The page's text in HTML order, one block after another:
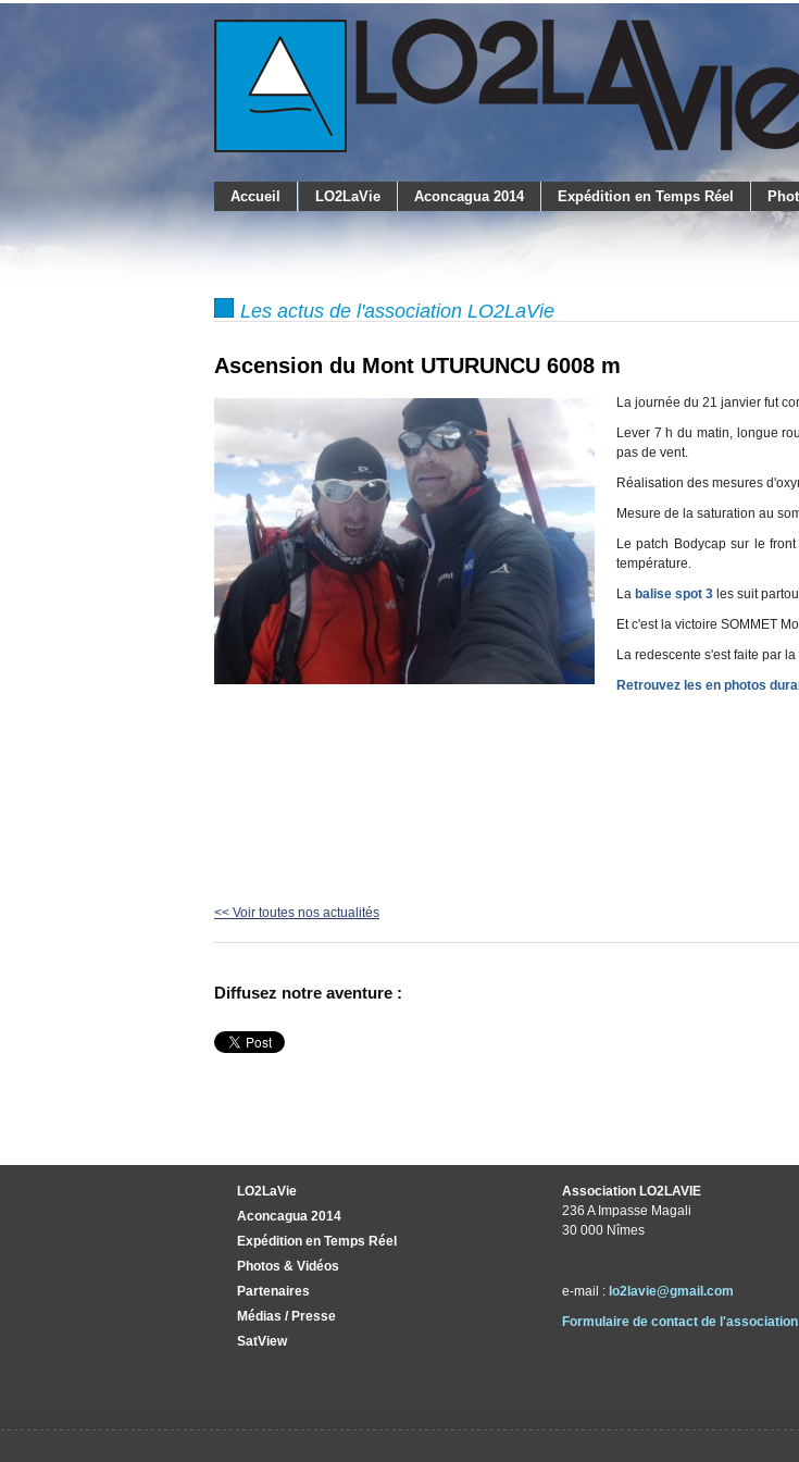
Accueil LO2LaVie Aconcagua 2014 Expédition en Temps Réel
Les actus de l'association LO2LaVie
Ascension du Mont UTURUNCU 6008 m
La journée du 21 janvier fut
Lever 7 h du matin, longue
pas de vent.
Réalisation des mesures
Mesure de la saturation au
Le patch Bodycap sur le
température.
La balise spot 3 les suit
Et c'est la victoire SOMMET
La redescente s'est faite par
Retrouvez les en photos
<< Voir toutes nos actualités
Diffusez notre aventure :
LO2LaVie
Aconcagua 2014
Expédition en Temps Réel
Photos & Vidéos
Partenaires
Médias / Presse
SatView
Association LO2LAVIE
236 A Impasse Magali
30 000 Nîmes
e-mail : lo2lavie@gmail.com
Formulaire de contact de l'association